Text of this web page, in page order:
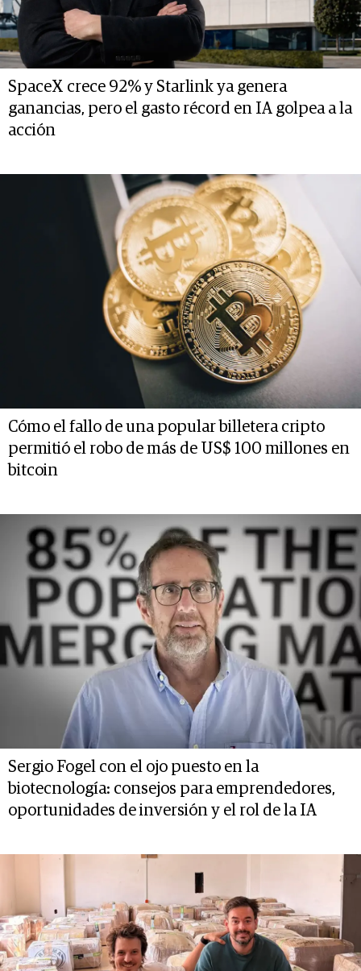
SpaceX crece 92% y Starlink ya genera
ganancias, pero el gasto récord en IA golpea a la
acción
Cómo el fallo de una popular billetera cripto
permitió el robo de más de US$ 100 millones en
bitcoin
Sergio Fogel con el ojo puesto en la
biotecnología: consejos para emprendedores,
oportunidades de inversión y el rol de la IA